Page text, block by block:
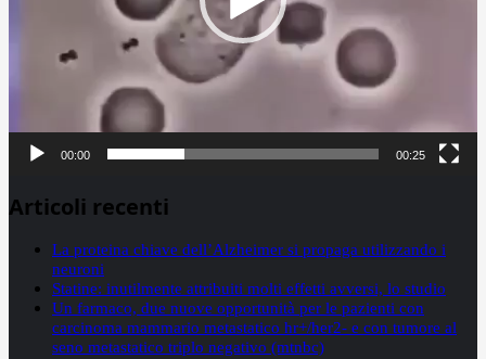
00:00 00:25
Articoli recenti
La proteina chiave dell’Alzheimer si propaga utilizzando i
neuroni
Statine: inutilmente attribuiti molti effetti avversi, lo studio
Un farmaco, due nuove opportunità per le pazienti con
carcinoma mammario metastatico hr+/her2- e con tumore al
seno metastatico triplo negativo (mtnbc)